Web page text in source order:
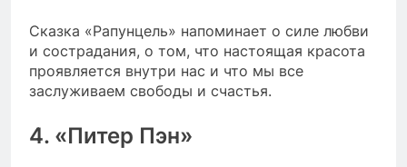
Сказка «Рапунцель» напоминает о силе любви
и сострадания, о том, что настоящая красота
проявляется внутри нас и что мы все
заслуживаем свободы и счастья.
4. «Питер Пэн»